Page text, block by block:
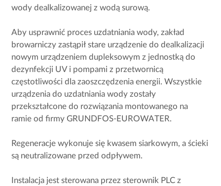
wody dealkalizowanej z wodą surową.
Aby usprawnić proces uzdatniania wody, zakład
browarniczy zastąpił stare urządzenie do dealkalizacji
nowym urządzeniem dupleksowym z jednostką do
dezynfekcji UV i pompami z przetwornicą
częstotliwości dla zaoszczędzenia energii. Wszystkie
urządzenia do uzdatniania wody zostały
przekształcone do rozwiązania montowanego na
ramie od firmy GRUNDFOS-EUROWATER.
Regeneracje wykonuje się kwasem siarkowym, a ścieki
są neutralizowane przed odpływem.
Instalacja jest sterowana przez sterownik PLC z